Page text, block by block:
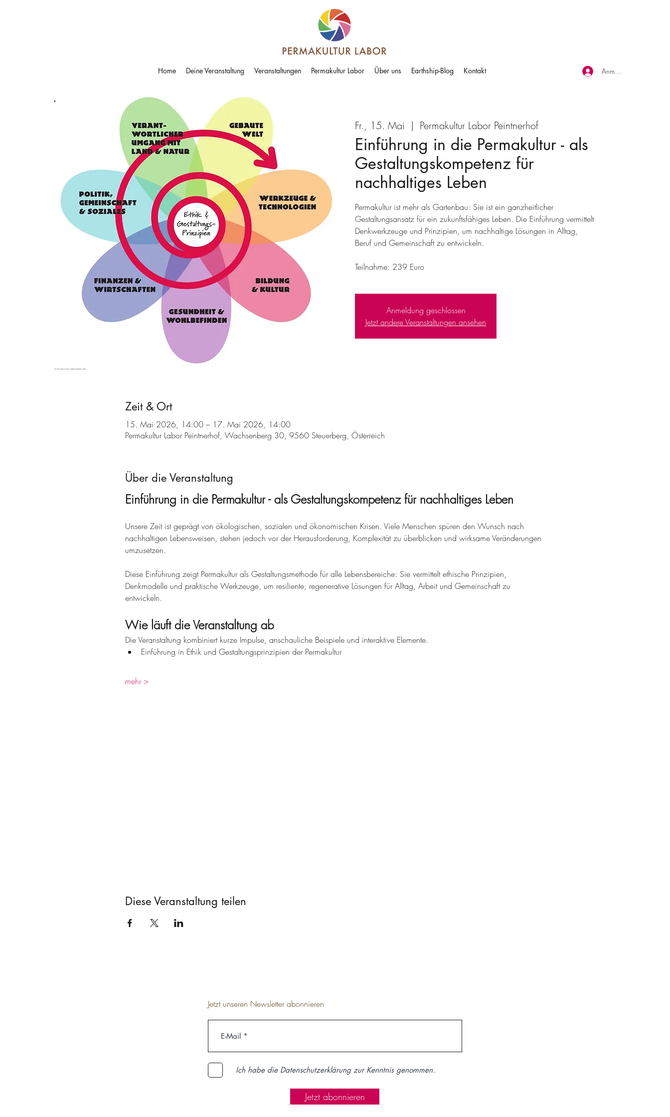
Home Deine Veranstaltung Veranstaltungen Permakultur Labor Über uns Earthship-Blog Kontakt Anmelden
Fr., 15. Mai
  |
Permakultur Labor Peintnerhof
Einführung in die Permakultur - als
Gestaltungskompetenz für
nachhaltiges Leben
Permakultur ist mehr als Gartenbau: Sie ist ein ganzheitlicher
Gestaltungsansatz für ein zukunftsfähiges Leben. Die Einführung vermittelt
Denkwerkzeuge und Prinzipien, um nachhaltige Lösungen in Alltag,
Beruf und Gemeinschaft zu entwickeln.
Teilnahme: 239 Euro
Anmeldung geschlossen
Jetzt andere Veranstaltungen ansehen
Zeit & Ort
15. Mai 2026, 14:00 – 17. Mai 2026, 14:00
Permakultur Labor Peintnerhof, Wachsenberg 30, 9560 Steuerberg, Österreich
Über die Veranstaltung
Einführung in die Permakultur - als Gestaltungskompetenz für nachhaltiges Leben
Unsere Zeit ist geprägt von ökologischen, sozialen und ökonomischen Krisen. Viele Menschen spüren den Wunsch nach
nachhaltigen Lebensweisen, stehen jedoch vor der Herausforderung, Komplexität zu überblicken und wirksame Veränderungen
umzusetzen.
Diese Einführung zeigt Permakultur als Gestaltungsmethode für alle Lebensbereiche: Sie vermittelt ethische Prinzipien,
Denkmodelle und praktische Werkzeuge, um resiliente, regenerative Lösungen für Alltag, Arbeit und Gemeinschaft zu
entwickeln.
Wie läuft die Veranstaltung ab
Die Veranstaltung kombiniert kurze Impulse, anschauliche Beispiele und interaktive Elemente.
Einführung in Ethik und Gestaltungsprinzipien der Permakultur
mehr >
Diese Veranstaltung teilen
Jetzt unseren Newsletter abonnieren
Ich habe die Datenschutzerklärung zur Kenntnis genommen.
Jetzt abonnieren